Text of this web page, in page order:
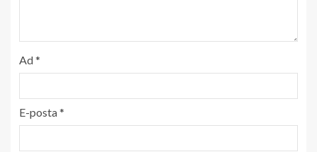
Ad*
E-posta*